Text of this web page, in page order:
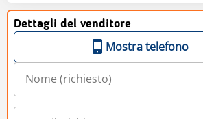
Dettagli del venditore
Mostra telefono